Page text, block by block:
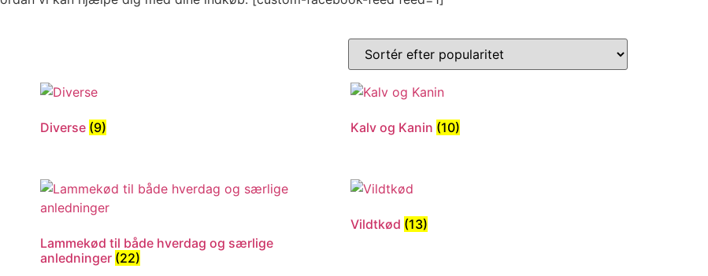
Diverse (9) Kalv og Kanin (10)
Lammekød til både hverdag og særlige
anledninger (22)
Vildtkød (13)